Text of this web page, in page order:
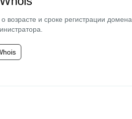
возрасте и сроке регистрации домена,